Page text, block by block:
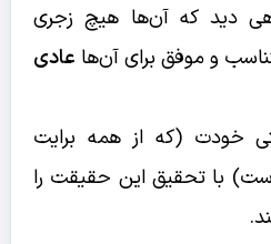
دید که آن‌ها هیچ زجری
و موفق برای آن‌ها عادی
خودت (که از همه برایت
با تحقیق این حقیقت را